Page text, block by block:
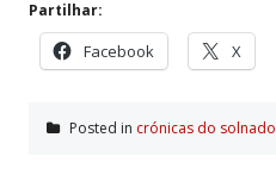
Partilhar:
Facebook X
Posted in crónicas do solnado